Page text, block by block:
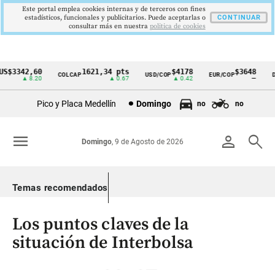
Cintillo
Colombia
▲ 8.20
COLCAP1621,34 pts
▲ 0.67
USD/COP$4178
▲ 0.42
EUR/COP$3648
Pico y Placa Medellín Domingo no no
person search
Domingo, 9 de Agosto de 2026
menu
Temas recomendados
Los puntos claves de la
situación de Interbolsa
Este portal emplea cookies internas y de terceros con fines
estadísticos, funcionales y publicitarios. Puede aceptarlas o
consultar más en nuestra politica de cookies
CONTINUAR